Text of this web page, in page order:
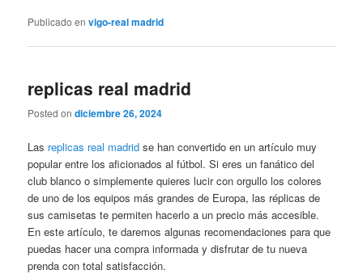
Publicado en vigo-real madrid
replicas real madrid
Posted ondiciembre 26, 2024
Las replicas real madrid se han convertido en un artículo muy
popular entre los aficionados al fútbol. Si eres un fanático del
club blanco o simplemente quieres lucir con orgullo los colores
de uno de los equipos más grandes de Europa, las réplicas de
sus camisetas te permiten hacerlo a un precio más accesible.
En este artículo, te daremos algunas recomendaciones para que
puedas hacer una compra informada y disfrutar de tu nueva
prenda con total satisfacción.